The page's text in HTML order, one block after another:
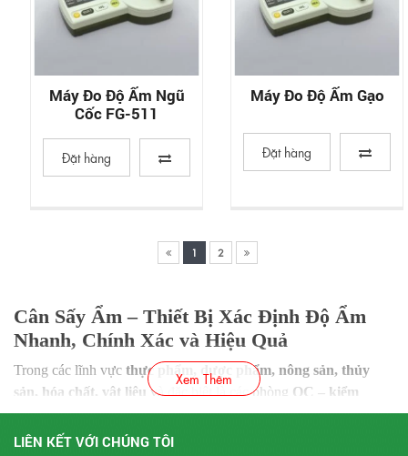
Máy Đo Độ Ẩm Ngũ
Cốc FG-511
Đặt hàng
Máy Đo Độ Ẩm Gạo
Đặt hàng
1 2
Cân Sấy Ẩm – Thiết Bị Xác Định Độ Ẩm
Nhanh, Chính Xác và Hiệu Quả
Trong các lĩnh vực thực phẩm, dược phẩm, nông sản, thủy
sản, hóa chất, vật liệu và đặc biệt là các phòng QC – kiểm
nghiệm, việc xác định độ ẩm của mẫu là yêu cầu bắt buộc để
đánh giáchất lượng, độ ổn định, khả năng bảo quản và tiêu
Xem Thêm
LIÊN KẾT VỚI CHÚNG TÔI